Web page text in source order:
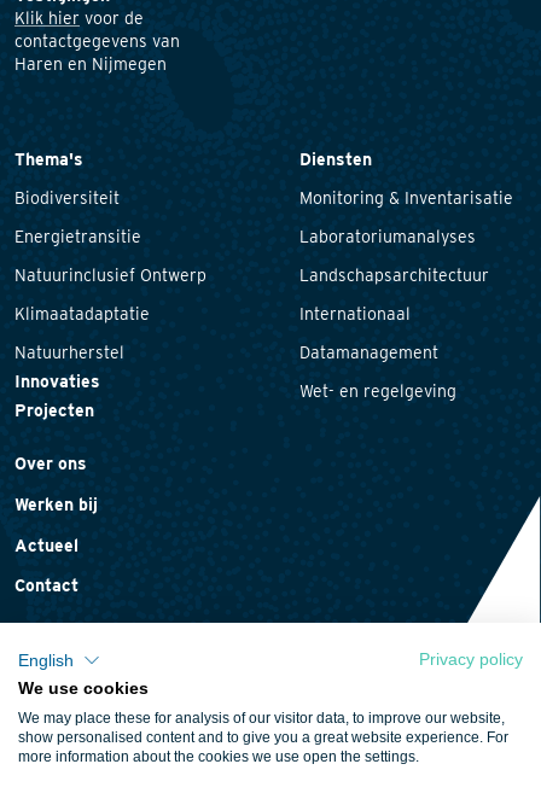
Klik hier voor de
contactgegevens van
Haren en Nijmegen
Thema's
Biodiversiteit
Energietransitie
Natuurinclusief Ontwerp
Klimaatadaptatie
Natuurherstel
Innovaties
Projecten
Diensten
Monitoring & Inventarisatie
Laboratoriumanalyses
Landschapsarchitectuur
Internationaal
Datamanagement
Wet- en regelgeving
Over ons
Werken bij
Actueel
Contact
Cookieverklaring
Algemene voorwaarden
English
Privacy policy
We use cookies
We may place these for analysis of our visitor data, to improve our website,
show personalised content and to give you a great website experience. For
more information about the cookies we use open the settings.